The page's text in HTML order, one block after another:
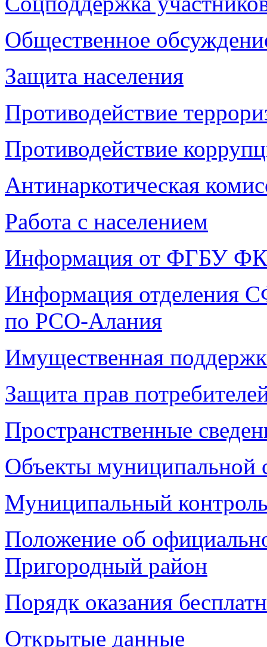
Общественное
Защита населения
Противодействие
Противодействие
Антинаркотическая
Работа с населением
Информация от ФГБУ
Информация отделения
по РСО-Алания
Имущественная
Защита прав
Пространственные
Объекты муниципальной
Муниципальный
Положение об
Пригородный район
Порядк оказания
Открытые данные